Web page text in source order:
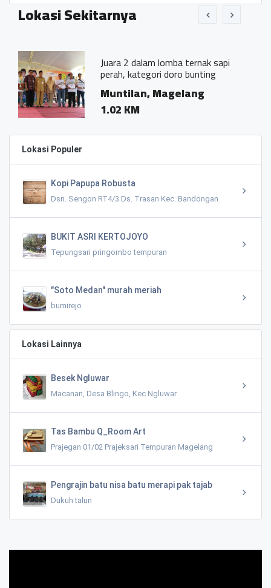
Lokasi Sekitarnya
Juara 2 dalam lomba ternak sapi
perah, kategori doro bunting
Muntilan, Magelang
1.02 KM
Lokasi Populer
Kopi Papupa Robusta
Dsn. Sengon RT4/3 Ds. Trasan Kec. Bandongan
BUKIT ASRI KERTOJOYO
Tepungsari pringombo tempuran
"Soto Medan" murah meriah
bumirejo
Lokasi Lainnya
Besek Ngluwar
Macanan, Desa Blingo, Kec Ngluwar
Tas Bambu Q_Room Art
Prajegan 01/02 Prajeksari Tempuran Magelang
Pengrajin batu nisa batu merapi pak tajab
Dukuh talun